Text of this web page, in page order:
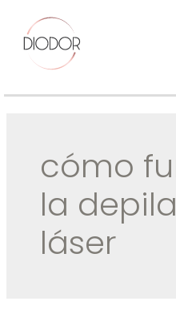
contenido
cómo
la
láser